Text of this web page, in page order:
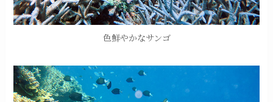
色鮮やかなサンゴ